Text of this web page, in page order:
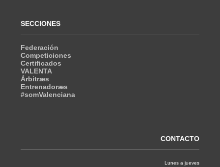
SECCIONES
Federación
Competiciones
Certificados
VALENTA
Árbitræs
Entrenadoræs
#somValenciana
CONTACTO
Lunes a jueves